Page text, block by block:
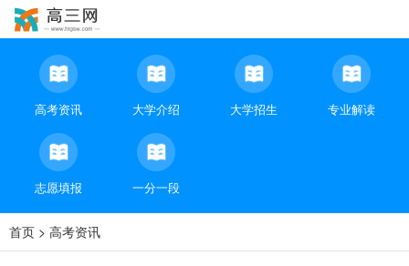
高考资讯 大学介绍 大学招生 专业解读
志愿填报 一分一段
首页 > 高考资讯